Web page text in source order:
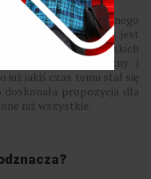
się różnego
na urządzanie wnętrz jest
stylów wnętrzarskich
styl klasyczny i
jakiś czas temu stał się
doskonała propozycja dla
niż wszystkie.